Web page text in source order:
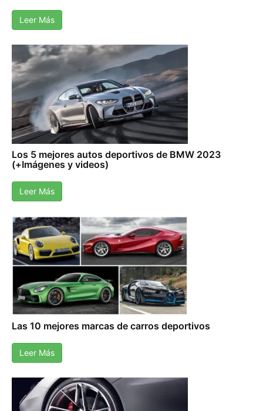
Leer Más
Los 5 mejores autos deportivos de BMW 2023
(+Imágenes y videos)
Leer Más
Las 10 mejores marcas de carros deportivos
Leer Más